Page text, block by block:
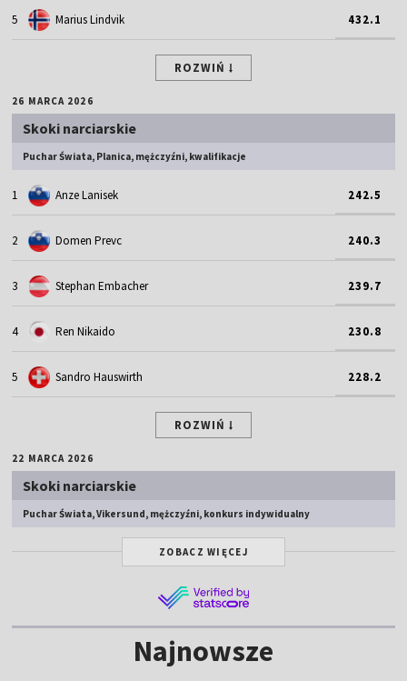
5 Marius Lindvik 432.1
ROZWIŃ
26 MARCA 2026
Skoki narciarskie
Puchar Świata, Planica, mężczyźni, kwalifikacje
1 Anze Lanisek 242.5
2 Domen Prevc 240.3
3 Stephan Embacher 239.7
4 Ren Nikaido 230.8
5 Sandro Hauswirth 228.2
ROZWIŃ
22 MARCA 2026
Skoki narciarskie
Puchar Świata, Vikersund, mężczyźni, konkurs indywidualny
ZOBACZ WIĘCEJ
Najnowsze